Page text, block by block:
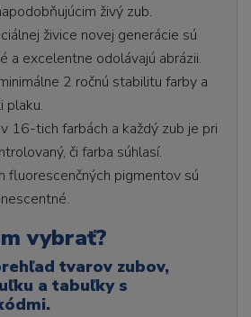
živý zub.
živice novej generácie sú
a excelentne odolávajú abrázii.
2 ročnú stabilitu farby a
plaku.
16-tich farbách a každý zub je pri
či farba súhlasí.
fluorescenčných pigmentov sú
vybrať?
tvarov zubov,
a tabuľky s